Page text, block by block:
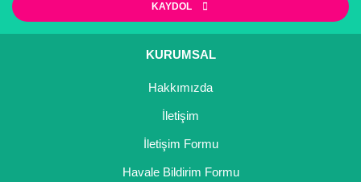
KAYDOL
KURUMSAL
Hakkımızda
İletişim
İletişim Formu
Havale Bildirim Formu